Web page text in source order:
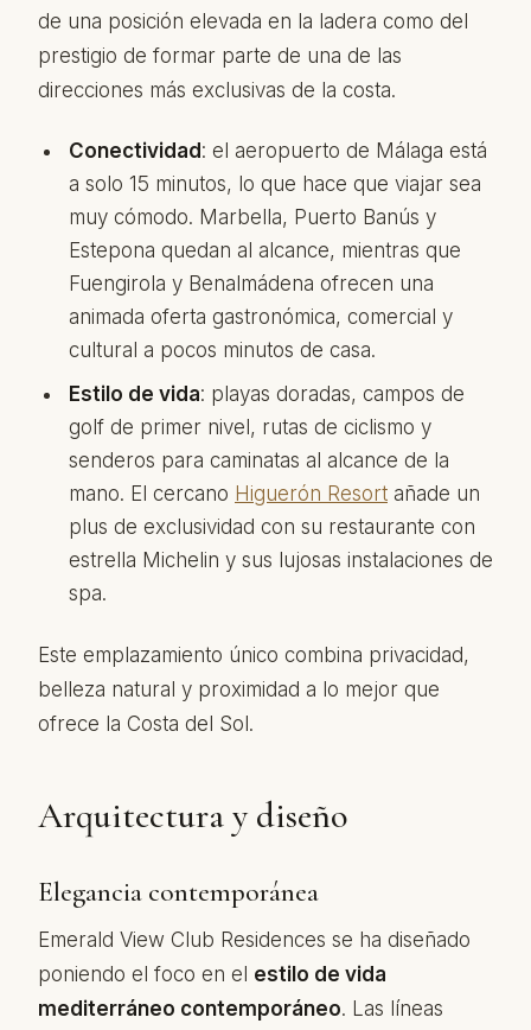
de una posición elevada en la ladera como del
prestigio de formar parte de una de las
direcciones más exclusivas de la costa.
Conectividad : el aeropuerto de Málaga está
a solo 15 minutos, lo que hace que viajar sea
muy cómodo. Marbella, Puerto Banús y
Estepona quedan al alcance, mientras que
Fuengirola y Benalmádena ofrecen una
animada oferta gastronómica, comercial y
cultural a pocos minutos de casa.
Estilo de vida: playas doradas, campos de
golf de primer nivel, rutas de ciclismo y
senderos para caminatas al alcance de la
mano. El cercano Higuerón Resort añade un
plus de exclusividad con su restaurante con
estrella Michelin y sus lujosas instalaciones de
spa.
Este emplazamiento único combina privacidad,
belleza natural y proximidad a lo mejor que
ofrece la Costa del Sol.
Arquitectura y diseño
Elegancia contemporánea
Emerald View Club Residences se ha diseñado
poniendo el foco en el estilo de vida
mediterráneo contemporáneo. Las líneas